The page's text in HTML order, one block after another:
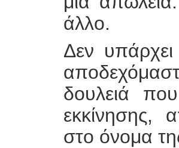
άλλο.
Δεν
δουλειά
εκκίνησης,
στο όνομα